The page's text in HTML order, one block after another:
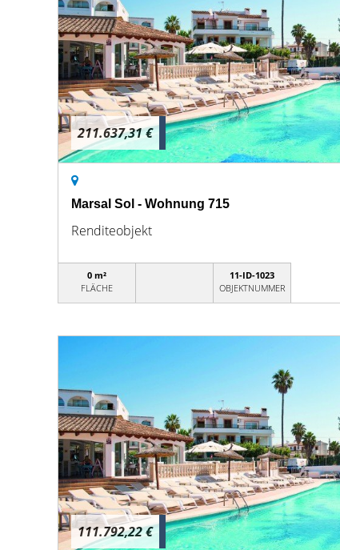
211.637,31 €
Marsal Sol - Wohnung 715
Renditeobjekt
0 m²
FLÄCHE
11-ID-1023
OBJEKTNUMMER
111.792,22 €